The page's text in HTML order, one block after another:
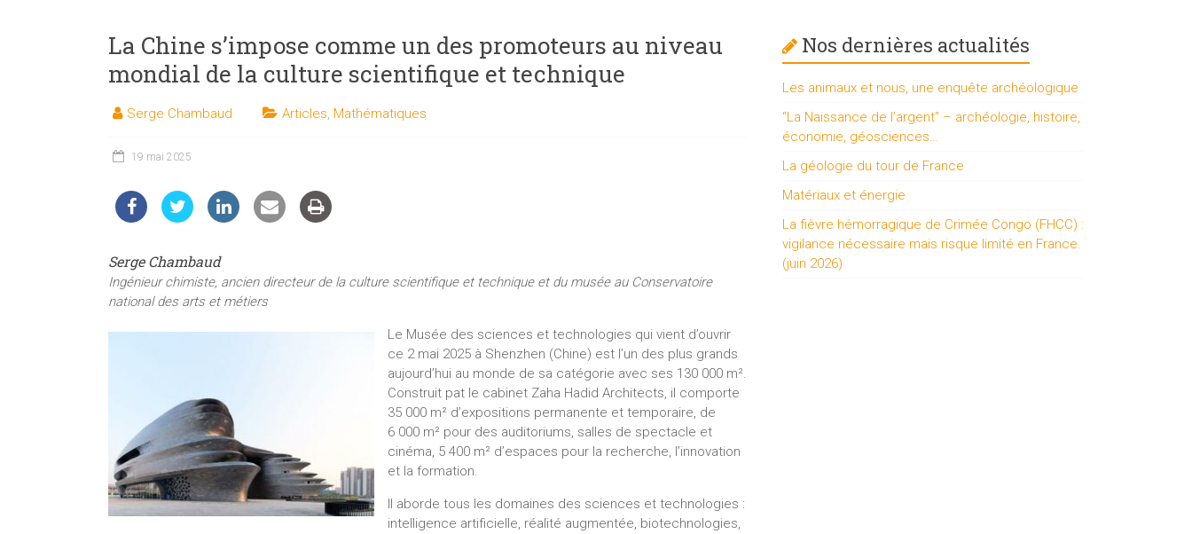
La Chine s’impose comme un des promoteurs au niveau
mondial de la culture scientifique et technique
Serge Chambaud Articles, Mathématiques
19 mai 2025
Serge Chambaud
Ingénieur chimiste, ancien directeur de la culture scientifique et technique et du musée au Conservatoire
national des arts et métiers
Le Musée des sciences et technologies qui vient d’ouvrir
ce 2 mai 2025 à Shenzhen (Chine) est l’un des plus grands
aujourd’hui au monde de sa catégorie avec ses 130 000 m².
Construit pat le cabinet Zaha Hadid Architects, il comporte
35 000 m² d’expositions permanente et temporaire, de
6 000 m² pour des auditoriums, salles de spectacle et
cinéma, 5 400 m² d’espaces pour la recherche, l’innovation
et la formation.
Il aborde tous les domaines des sciences et technologies :
intelligence artificielle, réalité augmentée, biotechnologies,
Nos dernières actualités
Les animaux et nous, une enquête archéologique
“La Naissance de l’argent” – archéologie, histoire,
économie, géosciences…
La géologie du tour de France
Matériaux et énergie
La fièvre hémorragique de Crimée Congo (FHCC) :
vigilance nécessaire mais risque limité en France.
(juin 2026)